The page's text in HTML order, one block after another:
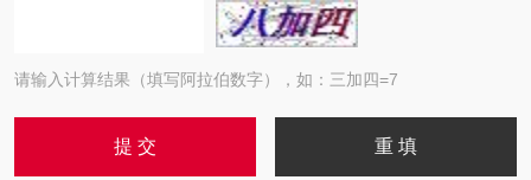
请输入计算结果（填写阿拉伯数字），如：三加四=7